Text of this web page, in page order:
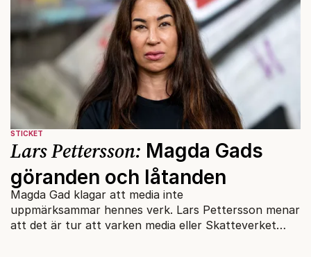
STICKET
Lars Pettersson: Magda Gads
göranden och låtanden
Magda Gad klagar att media inte
uppmärksammar hennes verk. Lars Pettersson menar
att det är tur att varken media eller Skatteverket